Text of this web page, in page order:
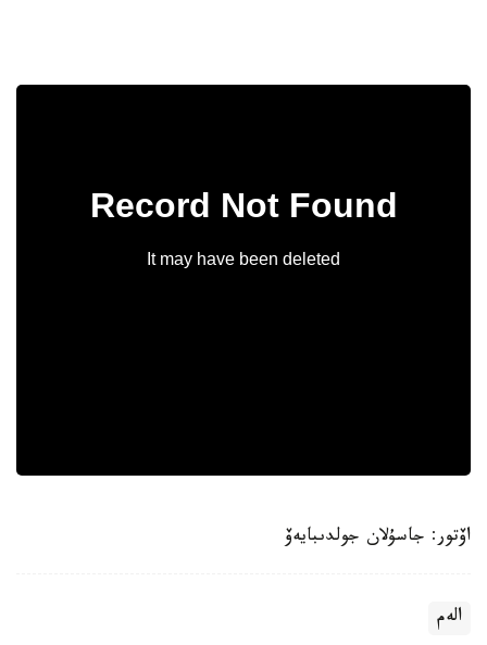
اۆتور: جاسۇلان جولدىبايەۆ
الەم